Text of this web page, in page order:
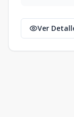
Ver